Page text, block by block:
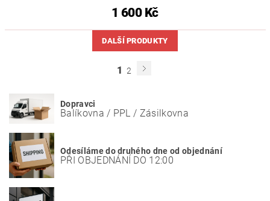
1 600 Kč
DALŠÍ PRODUKTY
1 2
Dopravci
Balíkovna / PPL / Zásilkovna
Odesíláme do druhého dne od objednání
PŘI OBJEDNÁNÍ DO 12:00